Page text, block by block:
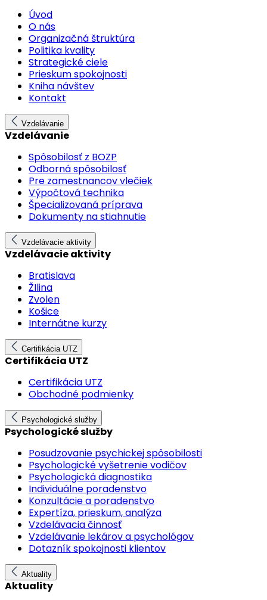
Úvod
O nás
Organizačná štruktúra
Politika kvality
Strategické ciele
Prieskum spokojnosti
Kniha návštev
Kontakt
Vzdelávanie
Vzdelávanie
Spôsobilosť z BOZP
Odborná spôsobilosť
Pre zamestnancov vlečiek
Výpočtová technika
Špecializovaná príprava
Dokumenty na stiahnutie
Vzdelávacie aktivity
Vzdelávacie aktivity
Bratislava
ŽIlina
Zvolen
Košice
Internátne kurzy
Certifikácia UTZ
Certifikácia UTZ
Certifikácia UTZ
Obchodné podmienky
Psychologické služby
Psychologické služby
Posudzovanie psychickej spôsobilosti
Psychologické vyšetrenie vodičov
Psychologická diagnostika
Individuálne poradenstvo
Konzultácie a poradenstvo
Expertíza, prieskum, analýza
Vzdelávacia činnosť
Vzdelávanie lekárov a psychológov
Dotazník spokojnosti klientov
Aktuality
Aktuality